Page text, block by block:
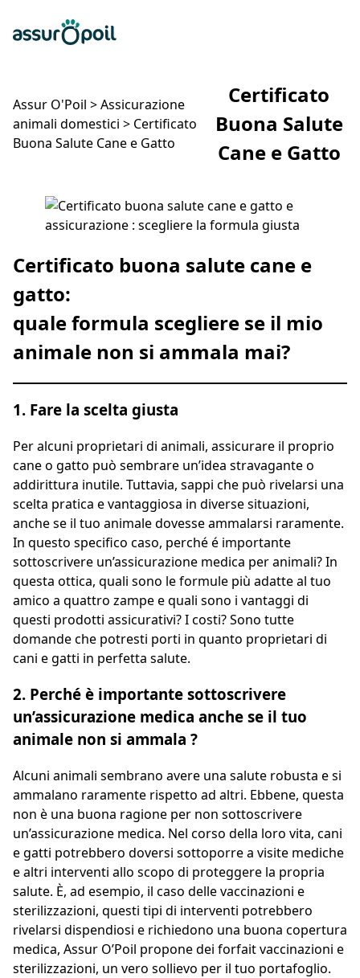
Assur O'Poil
Assur O'Poil >Assicurazione
animali domestici > Certificato
Buona Salute Cane e Gatto
Certificato
Buona Salute
Cane e Gatto
Certificato Buona Salute Cane e Gatto
Certificato buona salute cane e
gatto:
quale formula scegliere se il mio
animale non si ammala mai?
1. Fare la scelta giusta
Per alcuni proprietari di animali, assicurare il proprio
cane o gatto può sembrare un’idea stravagante o
addirittura inutile. Tuttavia, sappi che può rivelarsi una
scelta pratica e vantaggiosa in diverse situazioni,
anche se il tuo animale dovesse ammalarsi raramente.
In questo specifico caso, perché é importante
sottoscrivere un’assicurazione medica per animali? In
questa ottica, quali sono le formule più adatte al tuo
amico a quattro zampe e quali sono i vantaggi di
questi prodotti assicurativi? I costi? Sono tutte
domande che potresti porti in quanto proprietari di
cani e gatti in perfetta salute.
2. Perché è importante sottoscrivere
un’assicurazione medica anche se il tuo
animale non si ammala ?
Alcuni animali sembrano avere una salute robusta e si
ammalano raramente rispetto ad altri. Ebbene, questa
non è una buona ragione per non sottoscrivere
un’assicurazione medica. Nel corso della loro vita, cani
e gatti potrebbero doversi sottoporre a visite mediche
e altri interventi allo scopo di proteggere la propria
salute. È, ad esempio, il caso delle vaccinazioni e
sterilizzazioni, questi tipi di interventi potrebbero
rivelarsi dispendiosi e richiedono una buona copertura
medica, Assur O’Poil propone dei forfait vaccinazioni e
sterilizzazioni, un vero sollievo per il tuo portafoglio.